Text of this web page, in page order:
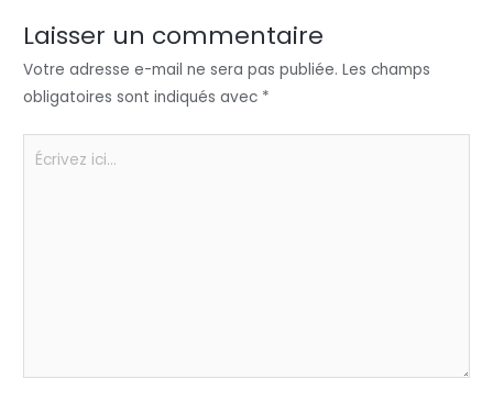
n o
o
k
p
p
er
Laisser un commentaire
Votre adresse e-mail ne sera pas publiée. Les champs
obligatoires sont indiqués avec *
Écrivez